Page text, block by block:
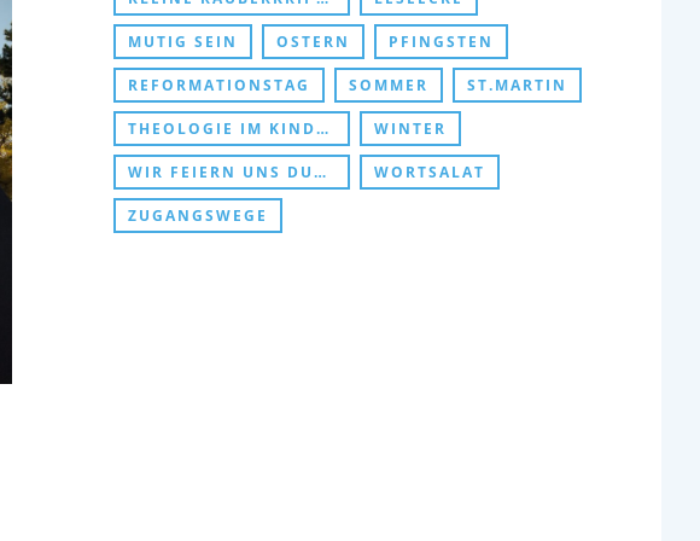
MUTIG SEIN OSTERN PFINGSTEN
REFORMATIONSTAG SOMMER ST.MARTIN
THEOLOGIE IM KINDERZIMMER WINTER
WIR FEIERN UNS DURCHS KIRCHENJAHR WORTSALAT
ZUGANGSWEGE